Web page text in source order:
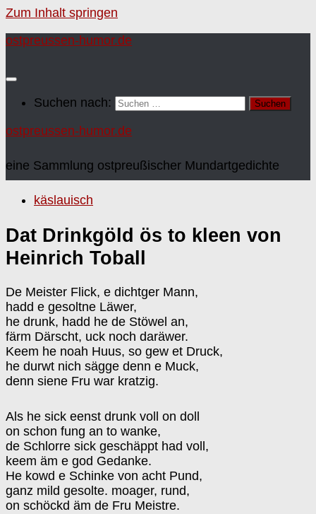
Zum Inhalt springen
ostpreussen-humor.de
Suchen nach:
ostpreussen-humor.de
eine Sammlung ostpreußischer Mundartgedichte
käslauisch
Dat Drinkgöld ös to kleen von
Heinrich Toball
De Meister Flick, e dichtger Mann,
hadd e gesoltne Läwer,
he drunk, hadd he de Stöwel an,
färm Därscht, uck noch daräwer.
Keem he noah Huus, so gew et Druck,
he durwt nich sägge denn e Muck,
denn siene Fru war kratzig.
Als he sick eenst drunk voll on doll
on schon fung an to wanke,
de Schlorre sick geschäppt had voll,
keem äm e god Gedanke.
He kowd e Schinke von acht Pund,
ganz mild gesolte. moager, rund,
on schöckd äm de Fru Meistre.